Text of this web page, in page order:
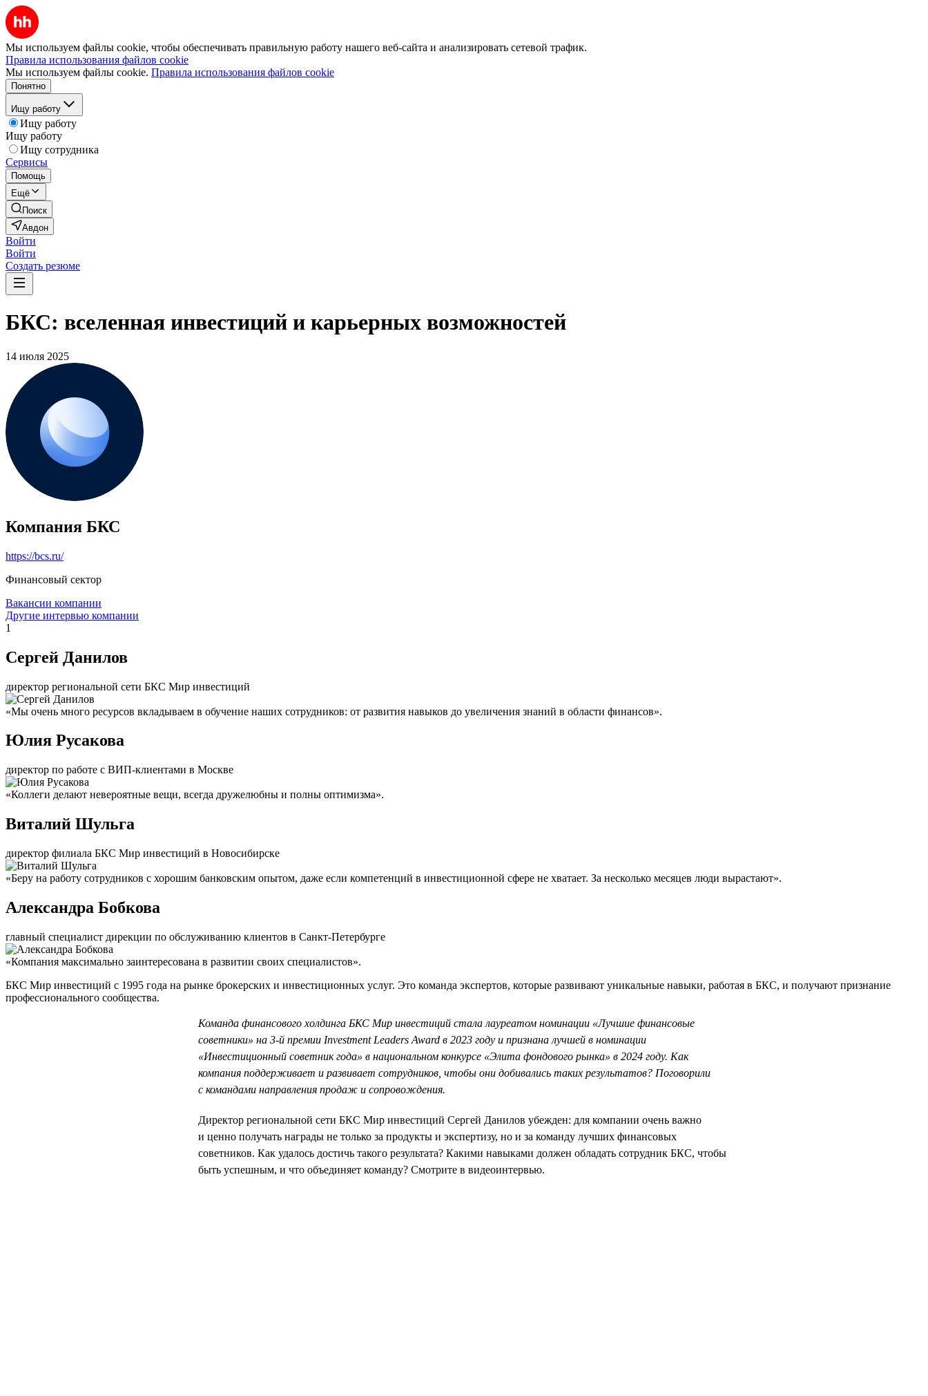
Мы используем файлы cookie, чтобы обеспечивать правильную работу нашего веб-сайта и анализировать сетевой трафик.
Правила использования файлов cookie
Мы используем файлы cookie. Правила использования файлов cookie
Понятно
Ищу работу
Ищу работу
Ищу работу
Ищу сотрудника
Сервисы
Помощь
Ещё
Поиск
Авдон
Войти
Войти
Создать резюме
БКС: вселенная инвестиций и карьерных возможностей
14 июля 2025
Компания БКС
https://bcs.ru/
Финансовый сектор
Вакансии компании
Другие интервью компании
1
Сергей Данилов
директор региональной сети БКС Мир инвестиций
«Мы очень много ресурсов вкладываем в обучение наших сотрудников: от развития навыков до увеличения знаний в области финансов».
Юлия Русакова
директор по работе с ВИП-клиентами в Москве
«Коллеги делают невероятные вещи, всегда дружелюбны и полны оптимизма».
Виталий Шульга
директор филиала БКС Мир инвестиций в Новосибирске
«Беру на работу сотрудников с хорошим банковским опытом, даже если компетенций в инвестиционной сфере не хватает. За несколько месяцев люди вырастают».
Александра Бобкова
главный специалист дирекции по обслуживанию клиентов в Санкт-Петербурге
«Компания максимально заинтересована в развитии своих специалистов».
БКС Мир инвестиций с 1995 года на рынке брокерских и инвестиционных услуг. Это команда экспертов, которые развивают уникальные навыки, работая в БКС, и получают признание
профессионального сообщества.
Команда финансового холдинга БКС Мир инвестиций стала лауреатом номинации «Лучшие финансовые
советники» на 3-й премии Investment Leaders Award в 2023 году и признана лучшей в номинации
«Инвестиционный советник года» в национальном конкурсе «Элита фондового рынка» в 2024 году. Как
компания поддерживает и развивает сотрудников, чтобы они добивались таких результатов? Поговорили
с командами направления продаж и сопровождения.
Директор региональной сети БКС Мир инвестиций Сергей Данилов убежден: для компании очень важно
и ценно получать награды не только за продукты и экспертизу, но и за команду лучших финансовых
советников. Как удалось достичь такого результата? Какими навыками должен обладать сотрудник БКС, чтобы
быть успешным, и что объединяет команду? Смотрите в видеоинтервью.